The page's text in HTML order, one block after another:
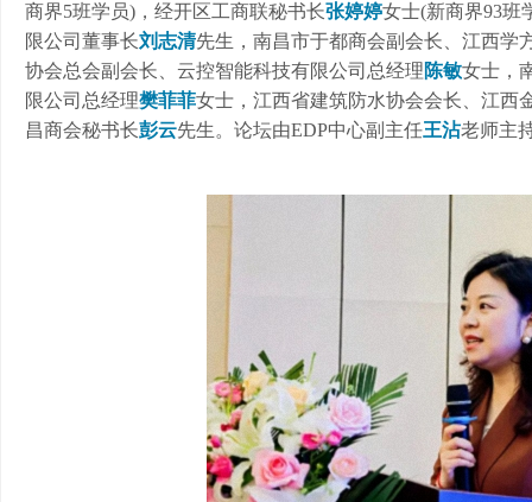
商界5班学员)，经开区工商联秘书长张婷婷女士(新商界93班
限公司董事长刘志清先生，南昌市于都商会副会长、江西学
协会总会副会长、云控智能科技有限公司总经理陈敏女士，
限公司总经理樊菲菲女士，江西省建筑防水协会会长、江西
昌商会秘书长彭云先生。论坛由EDP中心副主任王沾老师主